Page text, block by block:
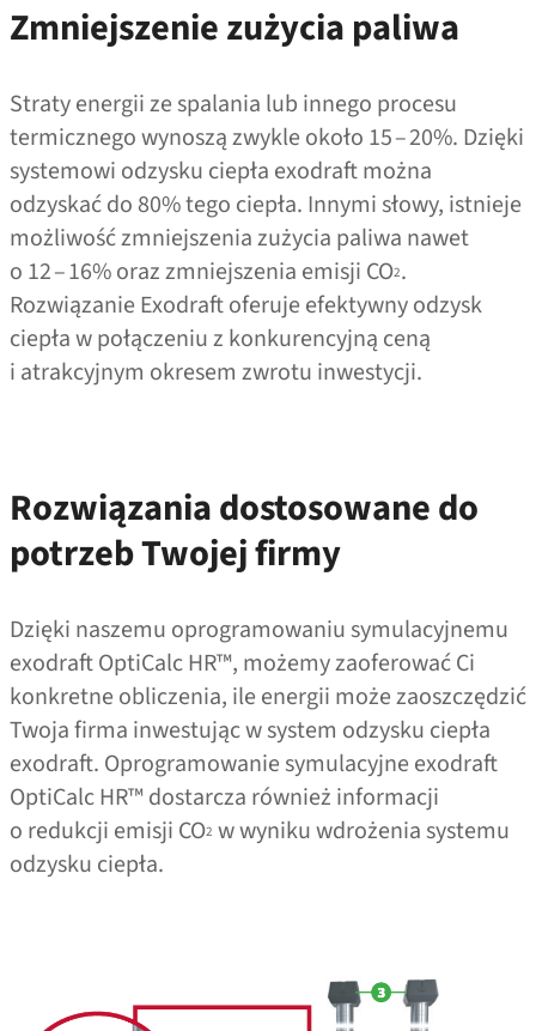
Zmniejszenie zużycia paliwa
Straty energii ze spalania lub innego procesu
termicznego wynoszą zwykle około 15 – 20%. Dzięki
systemowi odzysku ciepła exodraft można
odzyskać do 80% tego ciepła. Innymi słowy, istnieje
możliwość zmniejszenia zużycia paliwa nawet
o 12 – 16% oraz zmniejszenia emisji CO2.
Rozwiązanie Exodraft oferuje efektywny odzysk
ciepła w połączeniu z konkurencyjną ceną
i atrakcyjnym okresem zwrotu inwestycji.
Rozwiązania dostosowane do
potrzeb Twojej firmy
Dzięki naszemu oprogramowaniu symulacyjnemu
exodraft OptiCalc HR™, możemy zaoferować Ci
konkretne obliczenia, ile energii może zaoszczędzić
Twoja firma inwestując w system odzysku ciepła
exodraft. Oprogramowanie symulacyjne exodraft
OptiCalc HR™ dostarcza również informacji
o redukcji emisji CO2 w wyniku wdrożenia systemu
odzysku ciepła.